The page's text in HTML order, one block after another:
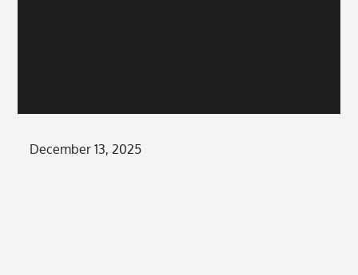
Posted
December 13, 2025